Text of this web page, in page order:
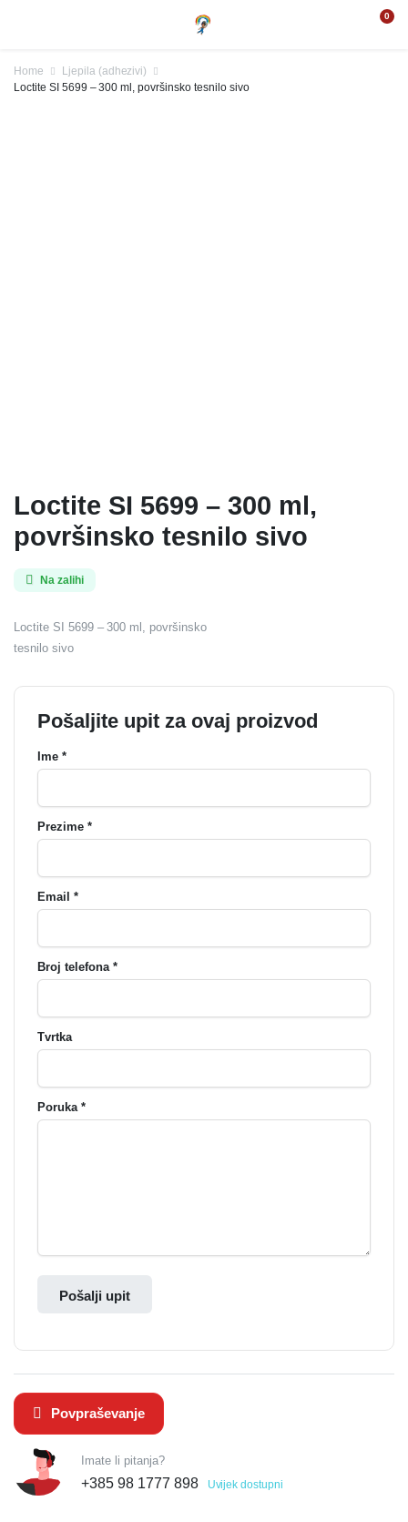
0
Home
Ljepila (adhezivi)
Loctite SI 5699 – 300 ml, površinsko tesnilo sivo
Loctite SI 5699 – 300 ml,
površinsko tesnilo sivo
Na zalihi
Loctite SI 5699 – 300 ml, površinsko
tesnilo sivo
Pošaljite upit za ovaj proizvod
Ime *
Prezime *
Email *
Broj telefona *
Tvrtka
Poruka *
Pošalji upit
Povpraševanje
Imate li pitanja?
+385 98 1777 898 Uvijek dostupni